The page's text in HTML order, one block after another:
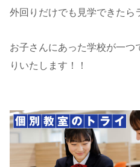
外回りだけでも見学できたら
お子さんにあった学校が一
りいたします！！